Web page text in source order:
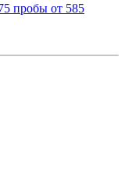
пробы от 585